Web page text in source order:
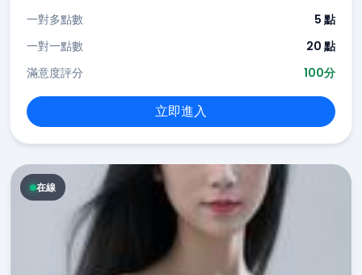
一對多點數
5 點
一對一點數
20 點
滿意度評分
100分
立即進入
在線